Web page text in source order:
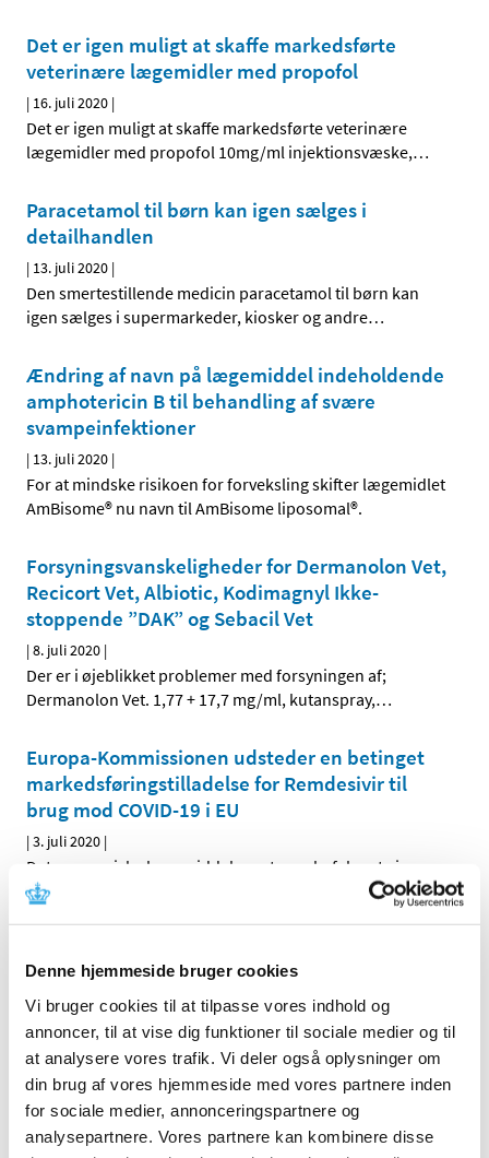
Denne hjemmeside bruger cookies
Vi bruger cookies til at tilpasse vores indhold og
annoncer, til at vise dig funktioner til sociale medier og til
at analysere vores trafik. Vi deler også oplysninger om
din brug af vores hjemmeside med vores partnere inden
for sociale medier, annonceringspartnere og
analysepartnere. Vores partnere kan kombinere disse
Det er igen muligt at skaffe markedsførte
veterinære lægemidler med propofol
| 16. juli 2020 |
Det er igen muligt at skaffe markedsførte veterinære
lægemidler med propofol 10mg/ml injektionsvæske,…
Paracetamol til børn kan igen sælges i
detailhandlen
| 13. juli 2020 |
Den smertestillende medicin paracetamol til børn kan
igen sælges i supermarkeder, kiosker og andre…
Ændring af navn på lægemiddel indeholdende
amphotericin B til behandling af svære
svampeinfektioner
| 13. juli 2020 |
For at mindske risikoen for forveksling skifter lægemidlet
AmBisome® nu navn til AmBisome liposomal®.
Forsyningsvanskeligheder for Dermanolon Vet,
Recicort Vet, Albiotic, Kodimagnyl Ikke-
stoppende ”DAK” og Sebacil Vet
|8. juli 2020 |
Der er i øjeblikket problemer med forsyningen af;
Dermanolon Vet. 1,77 + 17,7 mg/ml, kutanspray,…
Europa-Kommissionen udsteder en betinget
markedsføringstilladelse for Remdesivir til
brug mod COVID-19 i EU
|3. juli 2020 |
Det europæiske lægemiddelagentur anbefaler at give en
betinget markedsføringstilladelse til medicinen Veklury…
hydroxychloroquin
|2. juli 2020|
Lægemiddelstyrelsen har tidligere fastsat flere
betingelser omkring ekspedition af recep-ter på…
EU-landene går sammen om at sikre borgere
adgang til en vaccine mod Covid-19